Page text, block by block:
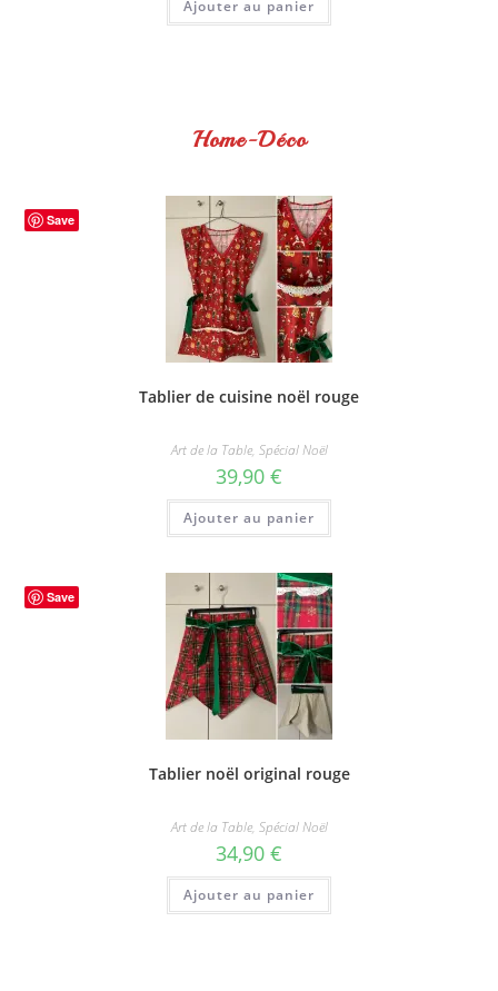
Ajouter au panier
Home-Déco
Save
Tablier de cuisine noël rouge
Art de la Table, Spécial Noël
39,90 €
Ajouter au panier
Save
Tablier noël original rouge
Art de la Table, Spécial Noël
34,90 €
Ajouter au panier